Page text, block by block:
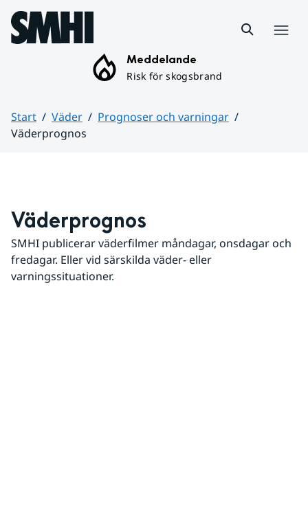
Hoppa till sidans innehåll
Meddelande
Risk för skogsbrand
Start Väder
Prognoser och varningar
Väderprognos
Väderprognos
SMHI publicerar väderfilmer måndagar, onsdagar och
fredagar. Eller vid särskilda väder- eller
varningssituationer.